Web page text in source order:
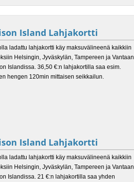
Island Lahjakortti
ladattu lahjakortti käy maksuvälineenä kaikkiin
Helsingin, Jyväskylän, Tampereen ja Vantaan
Islandissa. 36,50 €:n lahjakortilla saa esim.
hengen 120min mittaisen seikkailun.
Island Lahjakortti
ladattu lahjakortti käy maksuvälineenä kaikkiin
Helsingin, Jyväskylän, Tampereen ja Vantaan
Islandissa. 21 €:n lahjakortilla saa yhden